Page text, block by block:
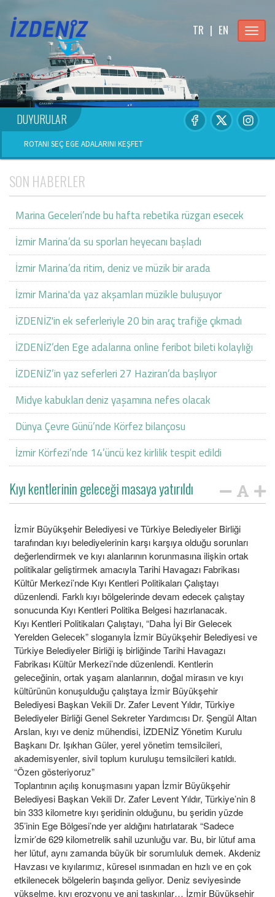
Menu
EN
|
TR
DUYURULAR
ROTANI SEÇ EGE ADALARINI KEŞFET
SON HABERLER
Marina Geceleri’nde bu hafta rebetika rüzgarı esecek
İzmir Marina’da su sporları heyecanı başladı
İzmir Marina’da ritim, deniz ve müzik bir arada
İzmir Marina'da yaz akşamları müzikle buluşuyor
İZDENİZ'in ek seferleriyle 20 bin araç trafiğe çıkmadı
İZDENİZ’den Ege adalarına online feribot bileti kolaylığı
İZDENİZ’in yaz seferleri 27 Haziran’da başlıyor
Midye kabukları deniz yaşamına nefes olacak
Dünya Çevre Günü’nde Körfez bilançosu
İzmir Körfezi’nde 14’üncü kez kirlilik tespit edildi
Kıyı kentlerinin geleceği masaya yatırıldı
İzmir Büyükşehir Belediyesi ve Türkiye Belediyeler Birliği
tarafından kıyı belediyelerinin karşı karşıya olduğu sorunları
değerlendirmek ve kıyı alanlarının korunmasına ilişkin ortak
politikalar geliştirmek amacıyla Tarihi Havagazı Fabrikası
Kültür Merkezi’nde Kıyı Kentleri Politikaları Çalıştayı
düzenlendi. Farklı kıyı bölgelerinde devam edecek çalıştay
sonucunda Kıyı Kentleri Politika Belgesi hazırlanacak.
Kıyı Kentleri Politikaları Çalıştayı, “Daha İyi Bir Gelecek
Yerelden Gelecek” sloganıyla İzmir Büyükşehir Belediyesi ve
Türkiye Belediyeler Birliği iş birliğinde Tarihi Havagazı
Fabrikası Kültür Merkezi’nde düzenlendi. Kentlerin
geleceğinin, ortak yaşam alanlarının, doğal mirasın ve kıyı
kültürünün konuşulduğu çalıştaya İzmir Büyükşehir
Belediyesi Başkan Vekili Dr. Zafer Levent Yıldır, Türkiye
Belediyeler Birliği Genel Sekreter Yardımcısı Dr. Şengül Altan
Arslan, kıyı ve deniz mühendisi, İZDENİZ Yönetim Kurulu
Başkanı Dr. Işıkhan Güler, yerel yönetim temsilcileri,
akademisyenler, sivil toplum kuruluşu temsilcileri katıldı.
“Özen gösteriyoruz”
Toplantının açılış konuşmasını yapan İzmir Büyükşehir
Belediyesi Başkan Vekili Dr. Zafer Levent Yıldır, Türkiye’nin 8
bin 333 kilometre kıyı şeridinin olduğunu, bu şeridin yüzde
35’inin Ege Bölgesi’nde yer aldığını hatırlatarak “Sadece
İzmir’de 629 kilometrelik sahil uzunluğu var. Bu, bir lütuf ama
her lütuf, aynı zamanda büyük bir sorumluluk demek. Akdeniz
Havzası ve kıyılarımız, küresel ısınmadan en hızlı ve en çok
etkilenecek bölgelerin başında geliyor. Deniz seviyesinde
yükselme, kıyı erozyonu ve ani taşkınlar… İzmir Büyükşehir